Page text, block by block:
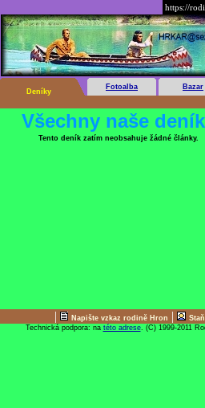
https://
Deníky
Fotoalba Bazar
Všechny naše
Tento deník zatím neobsahuje žádné články.
| Napište vzkaz rodině Hron |
Technická podpora: na této adrese. (C) 1999-2011